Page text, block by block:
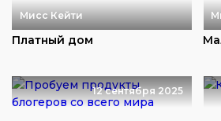
Мисс Кейти
Платный дом
12 сентября 2025